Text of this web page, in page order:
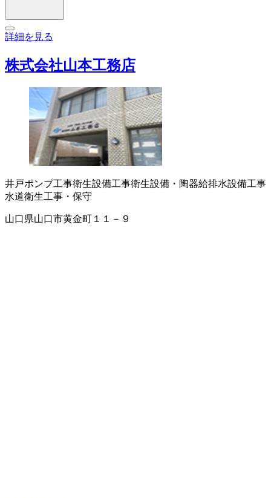
詳細を見る
株式会社山本工務店
井戸ポンプ工事衛生設備工事衛生設備・陶器給排水設備工事
水道衛生工事・保守
山口県山口市黄金町１１－９